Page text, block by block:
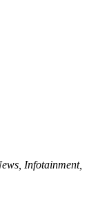
Infotainment,